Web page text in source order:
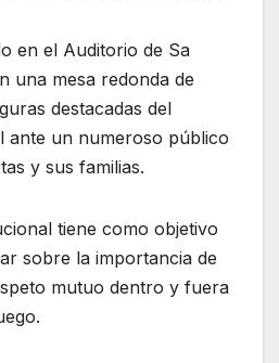
en el Auditorio de Sa
una mesa redonda de
destacadas del
ante un numeroso público
y sus familias.
tiene como objetivo
sobre la importancia de
mutuo dentro y fuera